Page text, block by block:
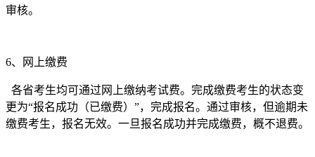
审核。
6、网上缴费
各省考生均可通过网上缴纳考试费。完成缴费考生的状态变
更为“报名成功（已缴费）”，完成报名。通过审核，但逾期未
缴费考生，报名无效。一旦报名成功并完成缴费，概不退费。